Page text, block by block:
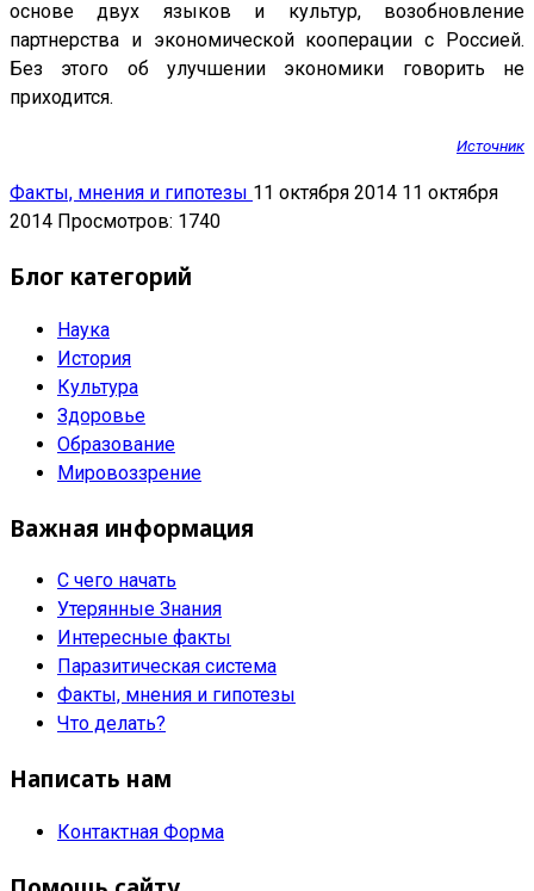
основе двух языков и культур, возобновление
партнерства и экономической кооперации с Россией.
Без этого об улучшении экономики говорить не
приходится.
Источник
Факты, мнения и гипотезы 11 октября 2014 11 октября
2014 Просмотров: 1740
Блог категорий
Наука
История
Культура
Здоровье
Образование
Мировоззрение
Важная информация
С чего начать
Утерянные Знания
Интересные факты
Паразитическая система
Факты, мнения и гипотезы
Что делать?
Написать нам
Контактная Форма